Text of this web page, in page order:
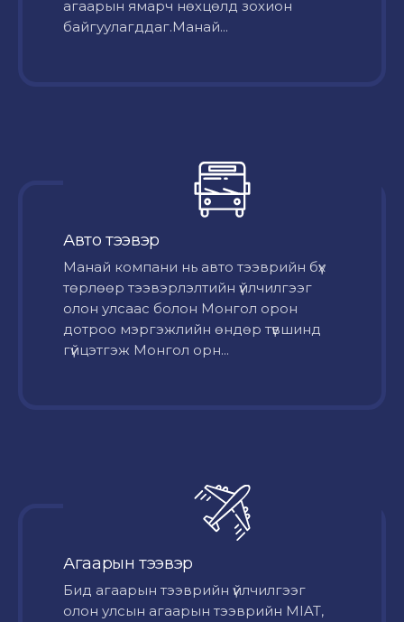
агаарын ямарч нөхцөлд зохион
байгуулагддаг.Манай...
Авто тээвэр
Mанай компани нь авто тээврийн бүх
төрлөөр тээвэрлэлтийн үйлчилгээг
олон улсаас болон Монгол орон
дотроо мэргэжлийн өндөр түвшинд
гүйцэтгэж Монгол орн...
Агаарын тээвэр
Бид агаарын тээврийн үйлчилгээг
олон улсын агаарын тээврийн MIAT,